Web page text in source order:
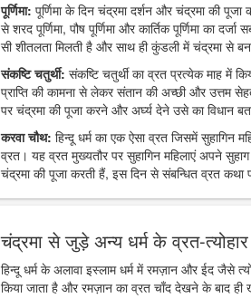
पूर्णिमा: पूर्णिमा के दिन चंद्रमा दर्शन और चंद्रमा की पूजा
से शरद पूर्णिमा, पौष पूर्णिमा और कार्तिक पूर्णिमा का
सी शीतलता मिलती है और साथ ही कुंडली में चंद्रमा से
संकष्टि चतुर्थी: संकष्टि चतुर्थी का व्रत प्रत्येक माह में
प्राप्ति की कामना से लेकर संतान की अच्छी और उत्तम
पर चंद्रमा की पूजा करने और अर्घ्य देने उसे का विधान
करवा चौथ: हिन्दू धर्म का एक ऐसा व्रत जिसमें सुहागिन
व्रत। यह व्रत मुख्यतौर पर सुहागिन महिलाएं अपने
चंद्रमा की पूजा करती हैं, इस दिन से संबन्धित व्रत
चंद्रमा से जुड़े अन्य धर्म के व्रत-त्योहार
हिन्दू धर्म के अलावा इस्लाम धर्म में रमज़ान और ईद जैसे
किया जाता है और रमज़ान का व्रत चाँद देखने के बाद ही